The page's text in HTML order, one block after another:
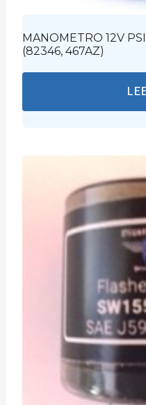
MANOMETRO 12V
(82346, 467AZ)